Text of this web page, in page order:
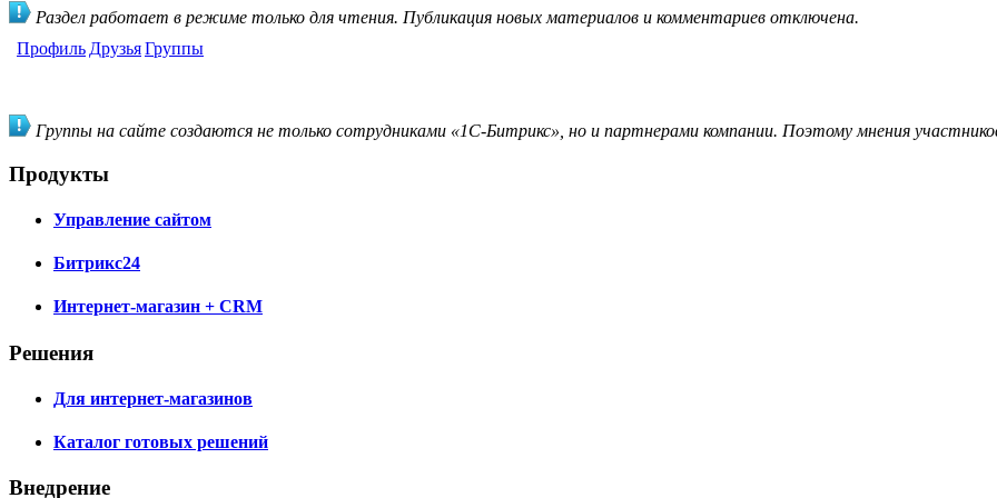
Раздел работает в режиме только для чтения. Публикация новых материалов и комментариев отключена.
Профиль ДрузьяГруппы
Группы на сайте создаются не только сотрудниками «1С-Битрикс», но и партнерами компании. Поэтому мнения
Продукты
Управление сайтом
Битрикс24
Интернет-магазин + CRM
Решения
Для интернет-магазинов
Каталог готовых решений
Внедрение